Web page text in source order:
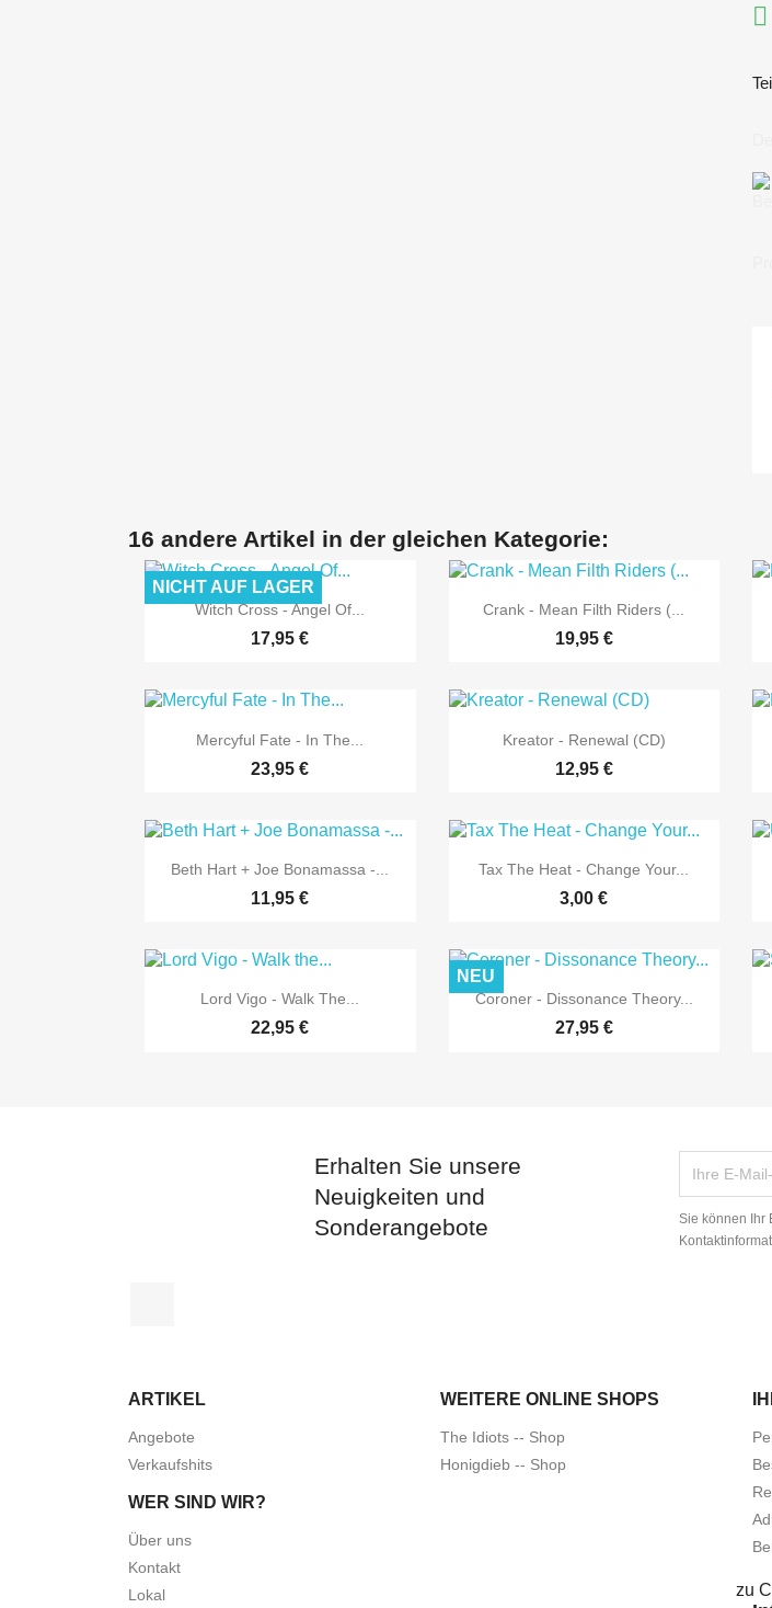

16 andere Artikel in der gleichen Kategorie:
 Vorschau
Witch Cross - Angel Of...
17,95 €
NICHT AUF LAGER
 Vorschau
Crank - Mean Filth Riders (...
19,95 €
 Vorschau
Mercyful Fate - In The...
23,95 €
 Vorschau
Kreator - Renewal (CD)
12,95 €
 Vorschau
Beth Hart + Joe Bonamassa -...
11,95 €
 Vorschau
Tax The Heat - Change Your...
3,00 €
 Vorschau
Lord Vigo - Walk The...
22,95 €
 Vorschau
Coroner - Dissonance Theory...
27,95 €
NEU
Erhalten Sie unsere
Neuigkeiten und
Sonderangebote
Sie können Ihr
ARTIKEL
Angebote
Verkaufshits
WEITERE ONLINE SHOPS
The Idiots -- Shop
Honigdieb -- Shop
WER SIND WIR?
Über uns
Kontakt
Lokal
zu